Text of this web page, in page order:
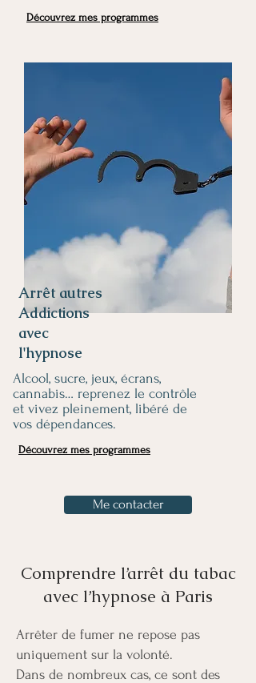
Découvrez mes programmes
Arrêt autres
Addictions
avec
l'hypnose
Alcool, sucre, jeux, écrans,
cannabis… reprenez le contrôle
et vivez pleinement, libéré de
vos dépendances.
Découvrez mes programmes
Me contacter
Comprendre l’arrêt du tabac
avec l’hypnose à Paris
Arrêter de fumer ne repose pas
uniquement sur la volonté.
Dans de nombreux cas, ce sont des